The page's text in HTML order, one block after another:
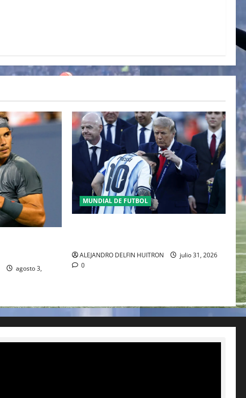
agosto 3,
MUNDIAL DE FUTBOL
ALEJANDRO DELFIN HUITRON
julio 31, 2026
0